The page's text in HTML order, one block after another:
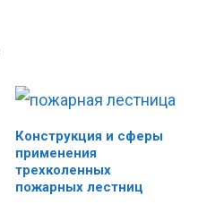
Конструкция и сферы
применения
трехколенных
пожарных лестниц